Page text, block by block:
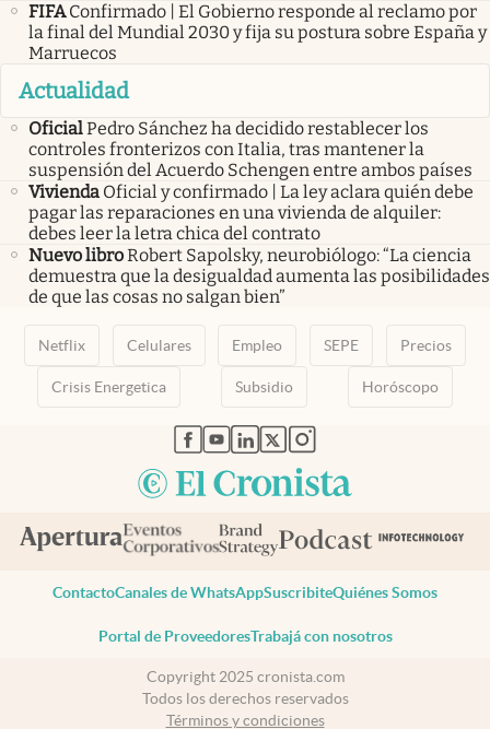
FIFA Confirmado | El Gobierno responde al reclamo por
la final del Mundial 2030 y fija su postura sobre España y
Marruecos
Actualidad
OficialPedro Sánchez ha decidido restablecer los
controles fronterizos con Italia, tras mantener la
suspensión del Acuerdo Schengen entre ambos países
Vivienda Oficial y confirmado | La ley aclara quién debe
pagar las reparaciones en una vivienda de alquiler:
debes leer la letra chica del contrato
Nuevo libroRobert Sapolsky, neurobiólogo: “La ciencia
demuestra que la desigualdad aumenta las posibilidades
de que las cosas no salgan bien”
Netflix Celulares Empleo SEPE Precios
Crisis Energetica Subsidio Horóscopo
abre en nueva pestaña
abre en nueva pestaña
abre en nueva pestaña
abre en nueva pestaña
abre en nueva pestaña
ContactoCanales de WhatsAppSuscribiteQuiénes Somos
Portal de ProveedoresTrabajá con nosotros
Copyright 2025 cronista.com
Todos los derechos reservados
Términos y condiciones